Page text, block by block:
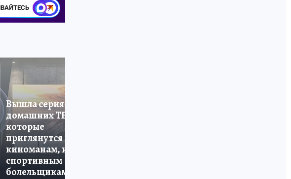
Вышла серия
домашних ТВ,
которые
приглянутся и
киноманам, и
спортивным
болельщикам